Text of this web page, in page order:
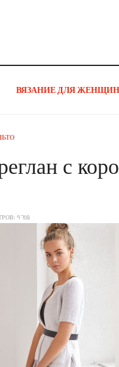
ВЯЗАНИЕ ДЛЯ ЖЕНЩИН
с
9708